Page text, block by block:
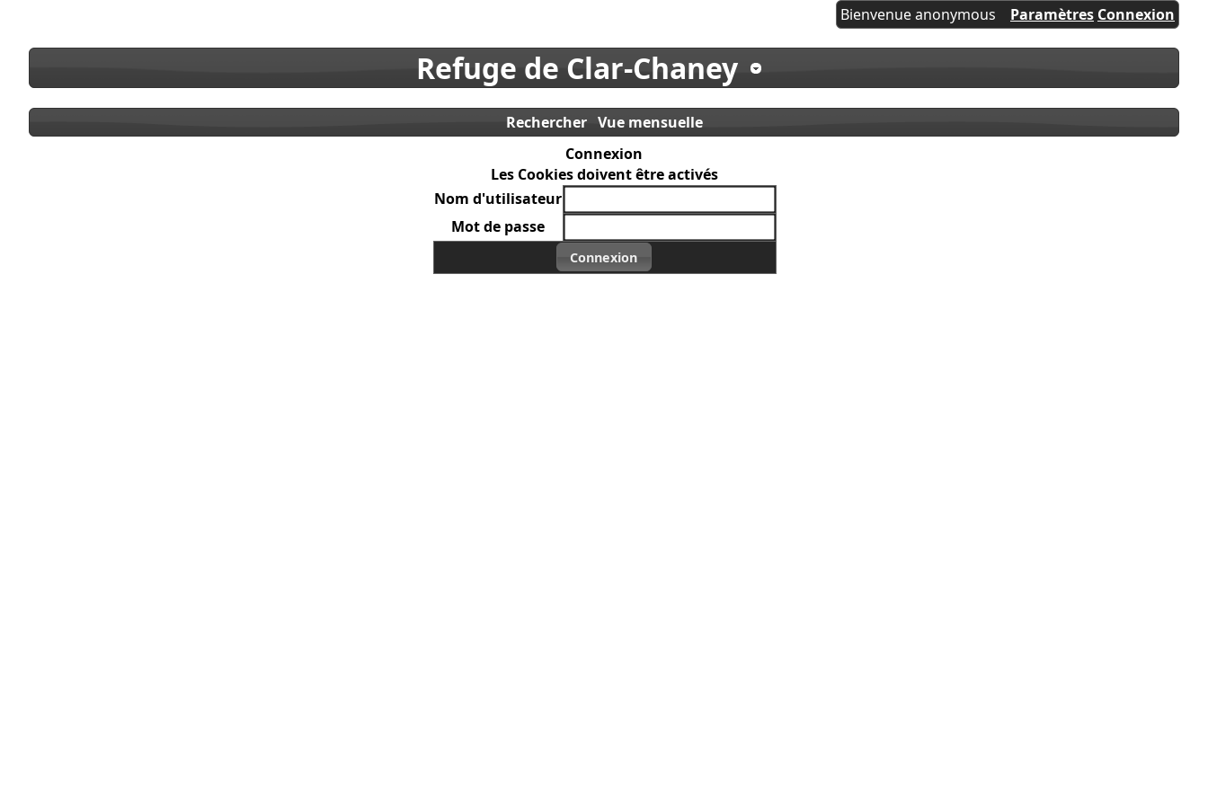
Bienvenue anonymous Paramètres Connexion
Refuge de Clar-Chaney
Rechercher Vue mensuelle
Connexion
Les Cookies doivent être activés
Nom d'utilisateur
Mot de passe